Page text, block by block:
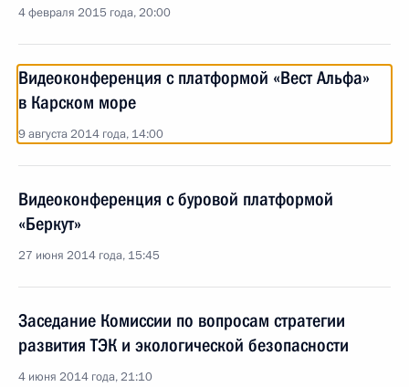
4 февраля 2015 года, 20:00
Видеоконференция с платформой «Вест Альфа»
в Карском море
9 августа 2014 года, 14:00
Видеоконференция с буровой платформой
«Беркут»
27 июня 2014 года, 15:45
Заседание Комиссии по вопросам стратегии
развития ТЭК и экологической безопасности
4 июня 2014 года, 21:10